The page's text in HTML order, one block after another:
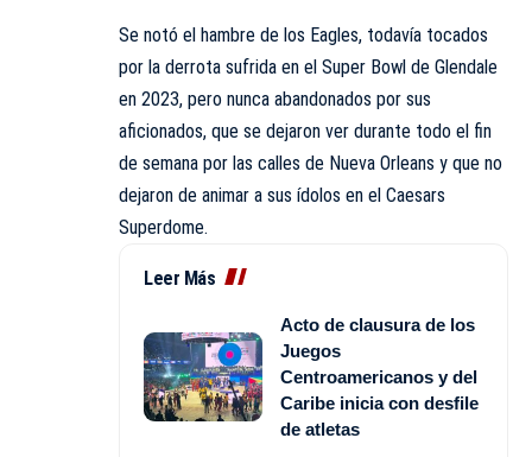
Se notó el hambre de los Eagles, todavía tocados
por la derrota sufrida en el Super Bowl de Glendale
en 2023, pero nunca abandonados por sus
aficionados, que se dejaron ver durante todo el fin
de semana por las calles de Nueva Orleans y que no
dejaron de animar a sus ídolos en el Caesars
Superdome.
Leer Más
Acto de clausura de los
Juegos
Centroamericanos y del
Caribe inicia con desfile
de atletas